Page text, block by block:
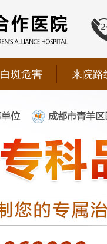
白斑危害 来院路